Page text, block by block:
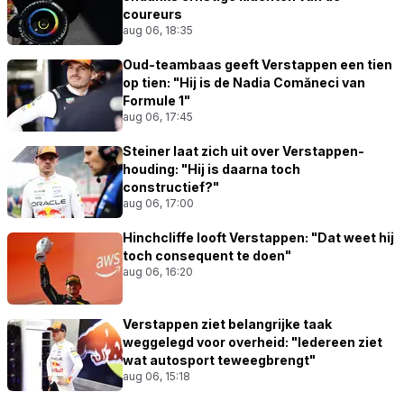
coureurs
aug 06, 18:35
Oud-teambaas geeft Verstappen een tien
op tien: "Hij is de Nadia Comăneci van
Formule 1"
aug 06, 17:45
Steiner laat zich uit over Verstappen-
houding: "Hij is daarna toch
constructief?"
aug 06, 17:00
Hinchcliffe looft Verstappen: "Dat weet hij
toch consequent te doen"
aug 06, 16:20
Verstappen ziet belangrijke taak
weggelegd voor overheid: "Iedereen ziet
wat autosport teweegbrengt"
aug 06, 15:18